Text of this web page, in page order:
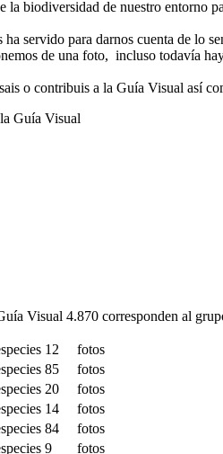
la biodiversidad de nuestro entorno
servido para darnos cuenta de lo
de una foto, incluso todavía
o contribuis a la Guía Visual así
Guía Visual
Visual 4.870 corresponden al
12
fotos
85
fotos
20
fotos
14
fotos
84
fotos
9
fotos